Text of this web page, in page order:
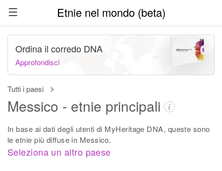
Etnie nel mondo (beta)
Tutti i paesi
Messico - etnie principali
In base ai dati degli utenti di MyHeritage DNA, queste sono
le etnie più diffuse in Messico.
Seleziona un altro paese
Ordina il corredo DNA
Approfondisci